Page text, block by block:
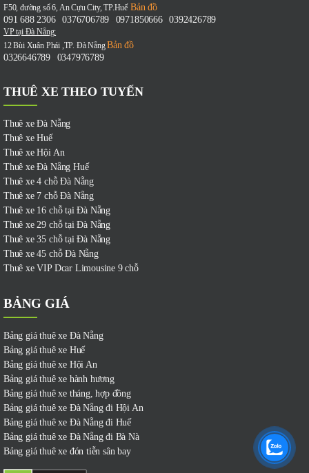
F50, đường số 6, An Cựu City, TP.HuếBản đồ
091 688 2306
-0376706789 0971850666 -0392426789
VP tại Đà Nẵng:
12 Bùi Xuân Phái ,TP. Đà NẵngBản đồ
0326646789
0347976789
THUÊ XE THEO TUYẾN
Thuê xe Đà Nẵng
Thuê xe Huế
Thuê xe Hội An
Thuê xe Đà Nẵng Huế
Thuê xe 4 chỗ Đà Nẵng
Thuê xe 7 chỗ Đà Nẵng
Thuê xe 16 chỗ tại Đà Nẵng
Thuê xe 29 chỗ tại Đà Nẵng
Thuê xe 35 chỗ tại Đà Nẵng
Thuê xe 45 chỗ Đà Nẵng
Thuê xe VIP Dcar Limousine 9 chỗ
BẢNG GIÁ
Bảng giá thuê xe Đà Nẵng
Bảng giá thuê xe Huế
Bảng giá thuê xe Hội An
Bảng giá thuê xe hành hương
Bảng giá thuê xe tháng, hợp đồng
Bảng giá thuê xe Đà Nẵng đi Hội An
Bảng giá thuê xe Đà Nẵng đi Huế
Bảng giá thuê xe Đà Nẵng đi Bà Nà
Bảng giá thuê xe đón tiễn sân bay